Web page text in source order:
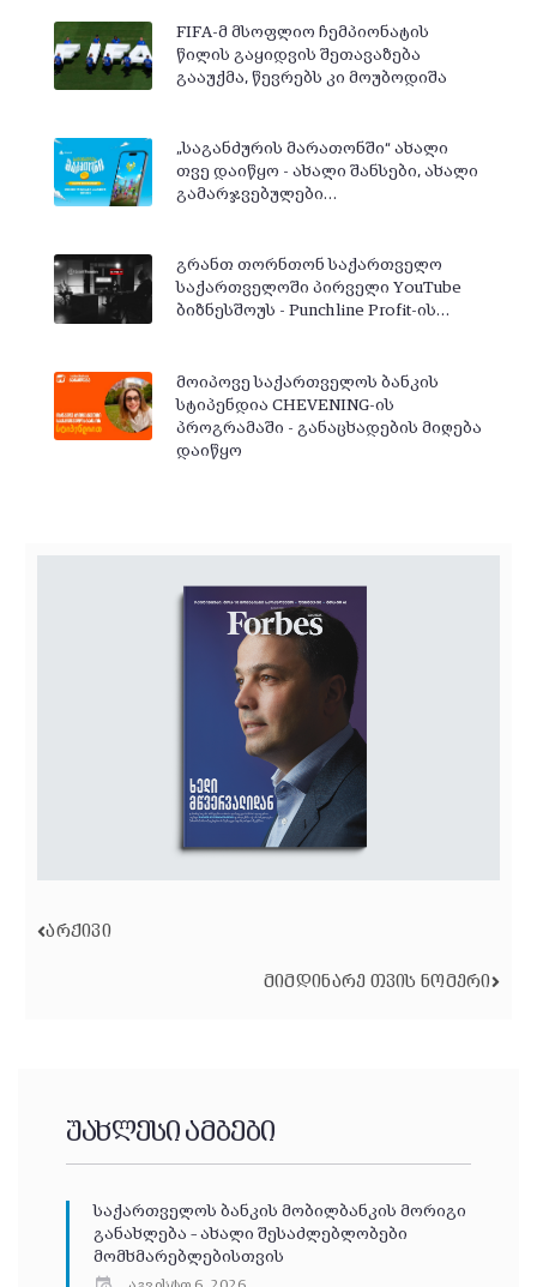
FIFA-მ მსოფლიო ჩემპიონატის
წილის გაყიდვის შეთავაზება
გააუქმა, წევრებს კი მოუბოდიშა
„საგანძურის მარათონში“ ახალი
თვე დაიწყო - ახალი შანსები, ახალი
გამარჯვებულები…
გრანთ თორნთონ საქართველო
საქართველოში პირველი YouTube
ბიზნესშოუს - Punchline Profit-ის…
მოიპოვე საქართველოს ბანკის
სტიპენდია CHEVENING-ის
პროგრამაში - განაცხადების მიღება
დაიწყო
ᲐᲠᲥᲘᲕᲘ
ᲛᲘᲛᲓᲘᲜᲐᲠᲔ ᲗᲕᲘᲡ ᲜᲝᲛᲔᲠᲘ
უახლესი ამბები
საქართველოს ბანკის მობილბანკის მორიგი
განახლება – ახალი შესაძლებლობები
მომხმარებლებისთვის